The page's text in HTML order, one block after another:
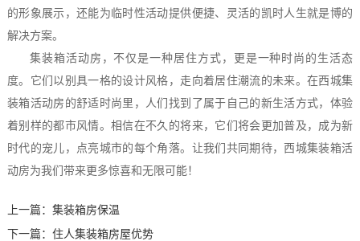
的形象展示，还能为临时性活动提供便捷、灵活的凯时人生就是博的
解决方案。
集装箱活动房，不仅是一种居住方式，更是一种时尚的生活态
度。它们以别具一格的设计风格，走向着居住潮流的未来。在西城集
装箱活动房的舒适时尚里，人们找到了属于自己的新生活方式，体验
着别样的都市风情。相信在不久的将来，它们将会更加普及，成为新
时代的宠儿，点亮城市的每个角落。让我们共同期待，西城集装箱活
动房为我们带来更多惊喜和无限可能！
上一篇： 集装箱房保温
下一篇： 住人集装箱房屋优势